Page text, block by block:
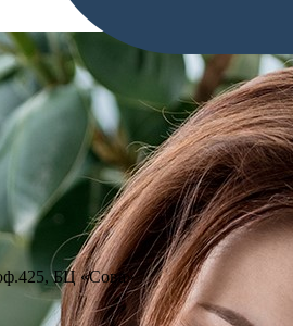
БЦ «Сова»